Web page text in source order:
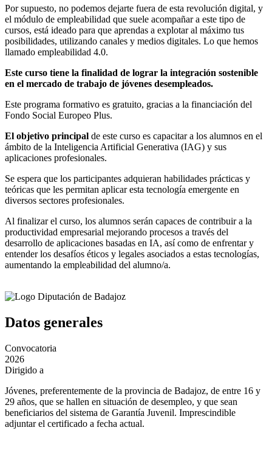
Por supuesto, no podemos dejarte fuera de esta revolución digital, y
el módulo de empleabilidad que suele acompañar a este tipo de
cursos, está ideado para que aprendas a explotar al máximo tus
posibilidades, utilizando canales y medios digitales. Lo que hemos
llamado empleabilidad 4.0.
Este curso tiene la finalidad de lograr la integración sostenible
en el mercado de trabajo de jóvenes desempleados.
Este programa formativo es gratuito, gracias a la financiación del
Fondo Social Europeo Plus.
El objetivo principal de este curso es capacitar a los alumnos en el
ámbito de la Inteligencia Artificial Generativa (IAG) y sus
aplicaciones profesionales.
Se espera que los participantes adquieran habilidades prácticas y
teóricas que les permitan aplicar esta tecnología emergente en
diversos sectores profesionales.
Al finalizar el curso, los alumnos serán capaces de contribuir a la
productividad empresarial mejorando procesos a través del
desarrollo de aplicaciones basadas en IA, así como de enfrentar y
entender los desafíos éticos y legales asociados a estas tecnologías,
aumentando la empleabilidad del alumno/a.
Datos generales
Convocatoria
2026
Dirigido a
Jóvenes, preferentemente de la provincia de Badajoz, de entre 16 y
29 años, que se hallen en situación de desempleo, y que sean
beneficiarios del sistema de Garantía Juvenil. Imprescindible
adjuntar el certificado a fecha actual.